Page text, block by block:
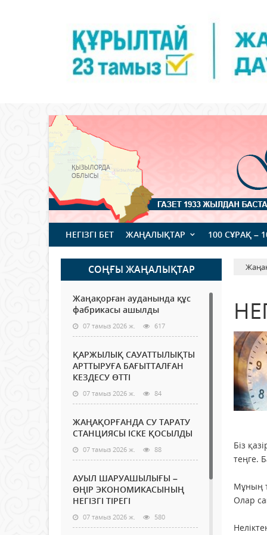
НЕГІЗГІ БЕТ ЖАҢАЛЫҚТАР 100 СҰРАҚ –
СОҢҒЫ ЖАҢАЛЫҚТАР
Жаңақорған ауданында құс
фабрикасы ашылды
07 тамыз 2026 ж. 617
ҚАРЖЫЛЫҚ САУАТТЫЛЫҚТЫ
АРТТЫРУҒА БАҒЫТТАЛҒАН
КЕЗДЕСУ ӨТТІ
07 тамыз 2026 ж. 84
ЖАҢАҚОРҒАНДА СУ ТАРАТУ
СТАНЦИЯСЫ ІСКЕ ҚОСЫЛДЫ
07 тамыз 2026 ж. 88
АУЫЛ ШАРУАШЫЛЫҒЫ –
ӨҢІР ЭКОНОМИКАСЫНЫҢ
НЕГІЗГІ ТІРЕГІ
07 тамыз 2026 ж. 580
Біз
теңге.
Мұның
Олар